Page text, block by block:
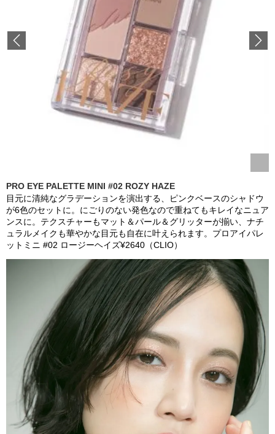
Previous
PRO EYE PALETTE MINI #02 ROZY HAZE
目元に清純なグラデーションを演出する、ピンクベースのシャドウ
が6色のセットに。にごりのない発色なので重ねてもキレイなニュア
ンスに。テクスチャーもマット＆パール＆グリッターが揃い、ナチ
ュラルメイクも華やかな目元も自在に叶えられます。プロアイパレ
ットミニ #02 ロージーヘイズ¥2640（CLIO）